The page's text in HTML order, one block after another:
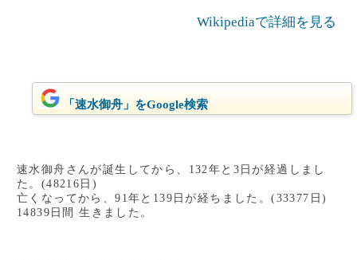
Wikipediaで詳細を見る
「速水御舟」をGoogle検索
速水御舟さんが誕生してから、132年と3日が経過しまし
た。(48216日)
亡くなってから、91年と139日が経ちました。(33377日)
14839日間 生きました。